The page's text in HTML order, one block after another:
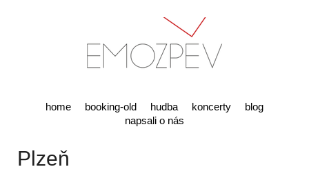
home booking-old hudba koncerty
blog
napsali o nás
Plzeň